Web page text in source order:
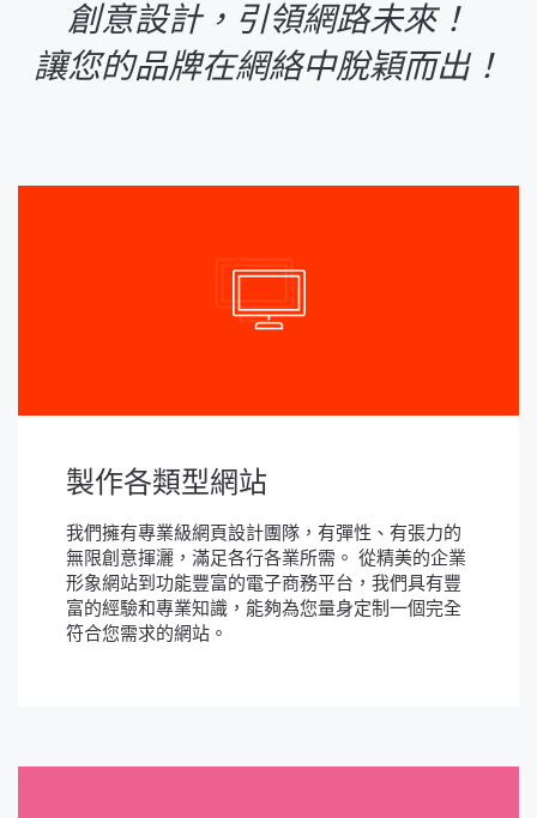
創意設計，引領網路未來！
讓您的品牌在網絡中脫穎而出！
製作各類型網站
我們擁有專業級網頁設計團隊，有彈性、有張力的
無限創意揮灑，滿足各行各業所需。 從精美的企業
形象網站到功能豐富的電子商務平台，我們具有豐
富的經驗和專業知識，能夠為您量身定制一個完全
符合您需求的網站。